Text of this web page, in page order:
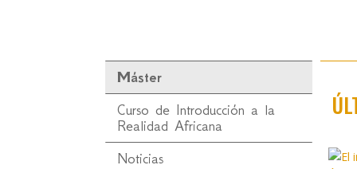
Máster
Curso de Introducción a la
Realidad Africana
Noticias